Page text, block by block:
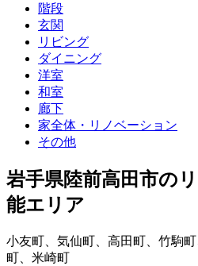
階段
玄関
リビング
ダイニング
洋室
和室
廊下
家全体・リノベーション
その他
岩手県陸前高田市の
能エリア
小友町 気仙町 高田町 竹駒町
町
米崎町